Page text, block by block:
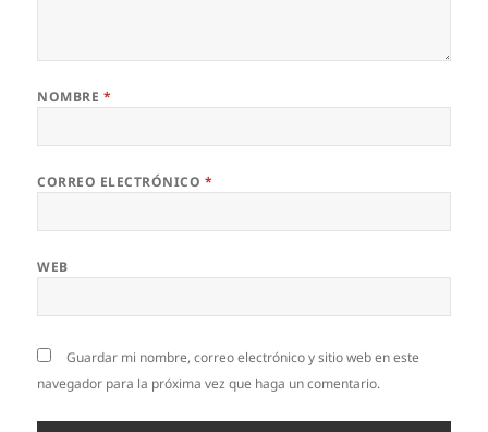
NOMBRE *
CORREO ELECTRÓNICO *
WEB
Guardar mi nombre, correo electrónico y sitio web en este
navegador para la próxima vez que haga un comentario.